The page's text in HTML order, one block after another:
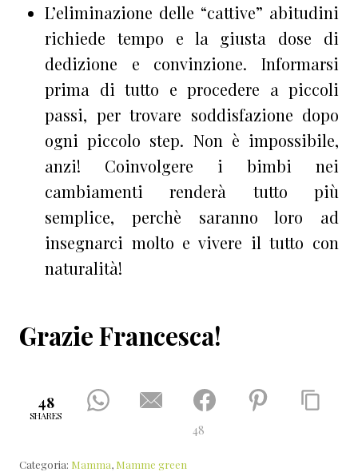
L’eliminazione delle “cattive” abitudini
richiede tempo e la giusta dose di
dedizione e convinzione. Informarsi
prima di tutto e procedere a piccoli
passi, per trovare soddisfazione dopo
ogni piccolo step. Non è impossibile,
anzi! Coinvolgere i bimbi nei
cambiamenti renderà tutto più
semplice, perchè saranno loro ad
insegnarci molto e vivere il tutto con
naturalità!
Grazie Francesca!
48
SHARES
48
Categoria: Mamma, Mamme green